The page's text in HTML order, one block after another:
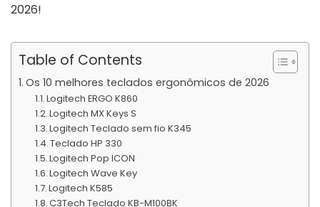
2026!
Table of Contents
Os 10 melhores teclados ergonômicos de 2026
Logitech ERGO K860
Logitech MX Keys S
Logitech Teclado sem fio K345
Teclado HP 330
Logitech Pop ICON
Logitech Wave Key
Logitech K585
C3Tech Teclado KB-M100BK